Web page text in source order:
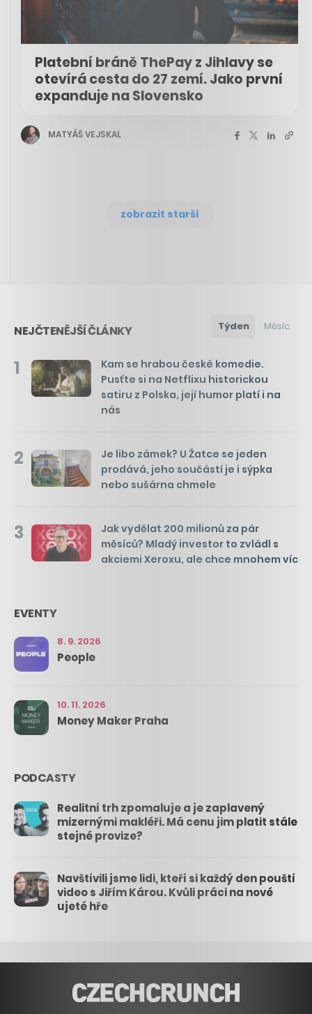
Platební bráně ThePay z Jihlavy se
otevírá cesta do 27 zemí. Jako první
expanduje na Slovensko
MATYÁŠ VEJSKAL
zobrazit starší
NEJČTENĚJŠÍ ČLÁNKY Týden Měsíc
1
Kam se hrabou české komedie.
Pusťte si na Netflixu historickou
satiru z Polska, její humor platí i na
nás
2
Je libo zámek? U Žatce se jeden
prodává, jeho součástí je i sýpka
nebo sušárna chmele
3
Jak vydělat 200 milionů za pár
měsíců? Mladý investor to zvládl s
akciemi Xeroxu, ale chce mnohem víc
EVENTY
8. 9. 2026
People
10. 11. 2026
Money Maker Praha
PODCASTY
Realitní trh zpomaluje a je zaplavený
mizernými makléři. Má cenu jim platit stále
stejné provize?
Navštívili jsme lidi, kteří si každý den pouští
video s Jiřím Károu. Kvůli práci na nové
ujeté hře